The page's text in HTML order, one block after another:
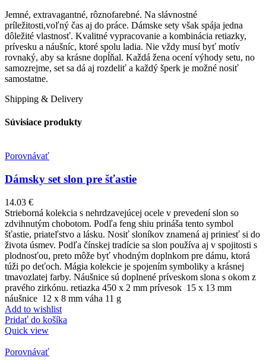
Jemné, extravagantné, rôznofarebné. Na slávnostné
príležitosti,voľný čas aj do práce. Dámske sety však spája jedna
dôležité vlastnosť. Kvalitné vypracovanie a kombinácia retiazky,
prívesku a náušníc, ktoré spolu ladia. Nie vždy musí byť motív
rovnaký, aby sa krásne dopĺňal. Každá žena ocení výhody setu, no
samozrejme, set sa dá aj rozdeliť a každý šperk je možné nosiť
samostatne.
Shipping & Delivery
Súvisiace produkty
Porovnávať
Dámsky set slon pre šťastie
14.03 €
Strieborná kolekcia s nehrdzavejúcej ocele v prevedení slon so
zdvihnutým chobotom. Podľa feng shiu prináša tento symbol
šťastie, priateľstvo a lásku. Nosiť sloníkov znamená aj priniesť si do
života úsmev. Podľa čínskej tradície sa slon používa aj v spojitosti s
plodnosťou, preto môže byť vhodným doplnkom pre dámu, ktorá
túži po deťoch. Mágia kolekcie je spojením symboliky a krásnej
tmavozlatej farby. Náušnice sú doplnené príveskom slona s okom z
pravého zirkónu. retiazka 450 x 2 mm prívesok 15 x 13 mm
náušnice 12 x 8 mm váha 11 g
Add to wishlist
Pridať do košíka
Quick view
Porovnávať